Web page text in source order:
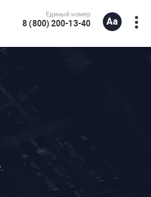
Единый номер
8 (800) 200-13-40